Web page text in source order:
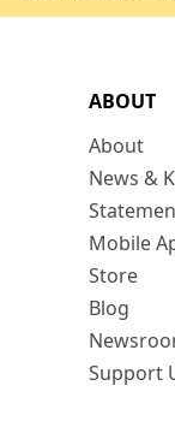
ABOUT
About
News &
Mobile
Store
Blog
Support